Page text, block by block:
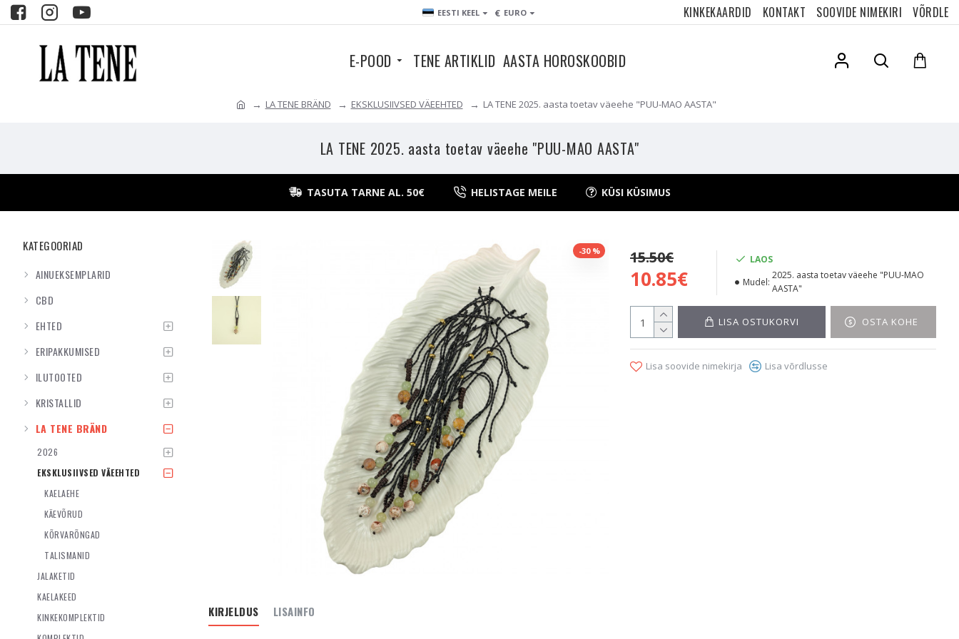
EESTI KEEL € EURO KINKEKAARDID KONTAKT SOOVIDE NIMEKIRI VÕRDLE
E-POOD TENE ARTIKLID AASTA HOROSKOOBID
LA TENE BRÄND EKSKLUSIIVSED VÄEEHTED LA TENE 2025. aasta toetav väeehe "PUU-MAO AASTA"
LA TENE 2025. aasta toetav väeehe "PUU-MAO AASTA"
TASUTA TARNE AL. 50€ HELISTAGE MEILE KÜSI KÜSIMUS
KATEGOORIAD
AINUEKSEMPLARID
CBD
EHTED
ERIPAKKUMISED
ILUTOOTED
KRISTALLID
LA TENE BRÄND
2026
EKSKLUSIIVSED VÄEEHTED
KAELAEHE
KÄEVÕRUD
KÕRVARÕNGAD
TALISMANID
JALAKETID
KAELAKEED
KINKEKOMPLEKTID
-30 %
10.85€
15.50€
LAOS
Mudel:
2025. aasta toetav väeehe "PUU-MAO
AASTA"
LISA OSTUKORVI OSTA KOHE
Lisa soovide nimekirja Lisa võrdlusse
KIRJELDUS LISAINFO